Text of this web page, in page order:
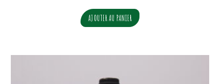
AJOUTER AU PANIER